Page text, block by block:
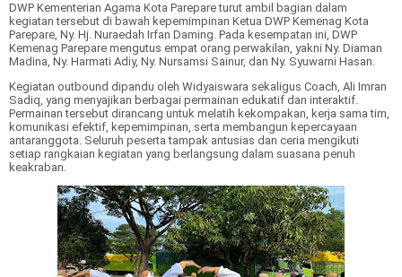
DWP Kementerian Agama Kota Parepare turut ambil bagian dalam
kegiatan tersebut di bawah kepemimpinan Ketua DWP Kemenag Kota
Parepare, Ny. Hj. Nuraedah Irfan Daming. Pada kesempatan ini, DWP
Kemenag Parepare mengutus empat orang perwakilan, yakni Ny. Diaman
Madina, Ny. Harmati Adiy, Ny. Nursamsi Sainur, dan Ny. Syuwarni Hasan.
Kegiatan outbound dipandu oleh Widyaiswara sekaligus Coach, Ali Imran
Sadiq, yang menyajikan berbagai permainan edukatif dan interaktif.
Permainan tersebut dirancang untuk melatih kekompakan, kerja sama tim,
komunikasi efektif, kepemimpinan, serta membangun kepercayaan
antaranggota. Seluruh peserta tampak antusias dan ceria mengikuti
setiap rangkaian kegiatan yang berlangsung dalam suasana penuh
keakraban.